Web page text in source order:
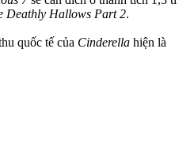
Deathly Hallows Part 2.
quốc tế của Cinderella hiện là